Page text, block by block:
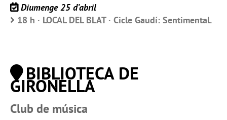
Diumenge 25 d’abril
18 h · LOCAL DEL BLAT · Cicle Gaudí: Sentimental.
BIBLIOTECA DE
GIRONELLA
Club de música